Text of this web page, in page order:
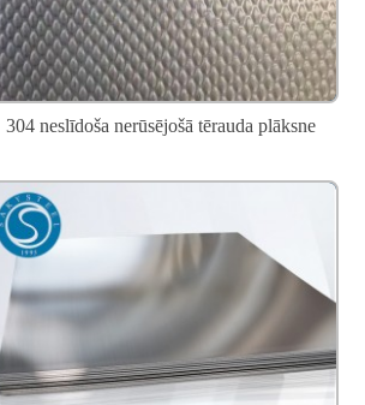
304 neslīdoša nerūsējošā tērauda plāksne